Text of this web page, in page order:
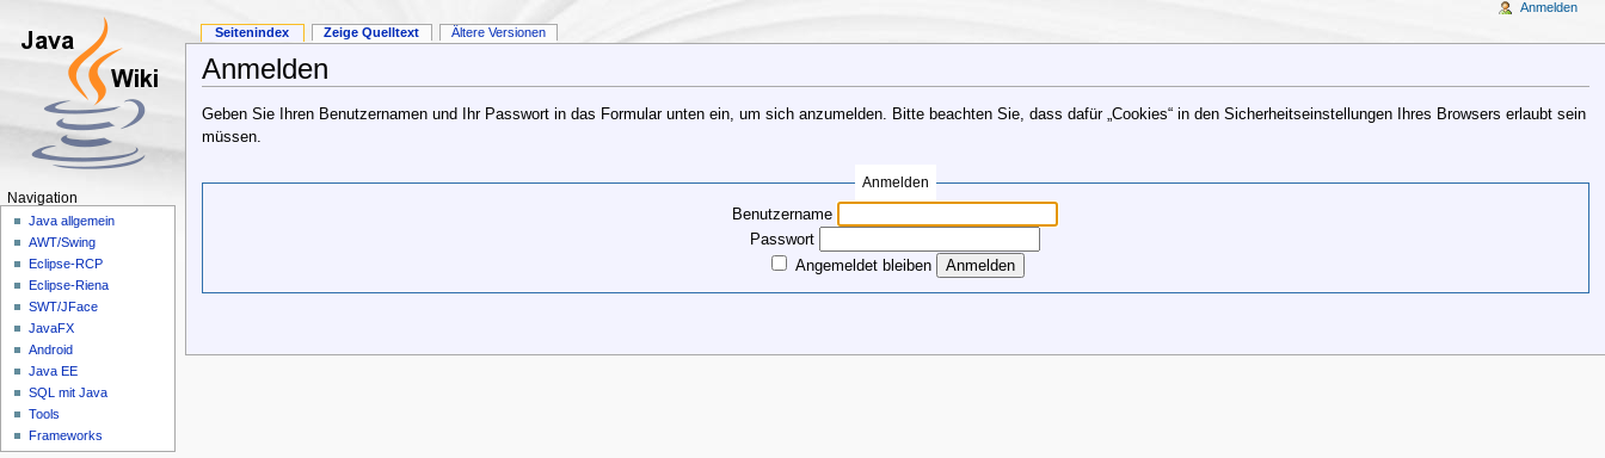
Anmelden
Geben Sie Ihren Benutzernamen und Ihr Passwort in das Formular unten ein, um sich anzumelden. Bitte beachten Sie, dass dafür „Cookies“ in den Sicherheitseinstellungen Ihres Browsers erlaubt sein
müssen.
Anmelden
Benutzername
Passwort
Angemeldet bleiben
Seitenindex Zeige Quelltext Ältere Versionen
Navigation
Java allgemein
AWT/Swing
Eclipse-RCP
Eclipse-Riena
SWT/JFace
JavaFX
Android
Java EE
SQL mit Java
Tools
Frameworks
Anmelden